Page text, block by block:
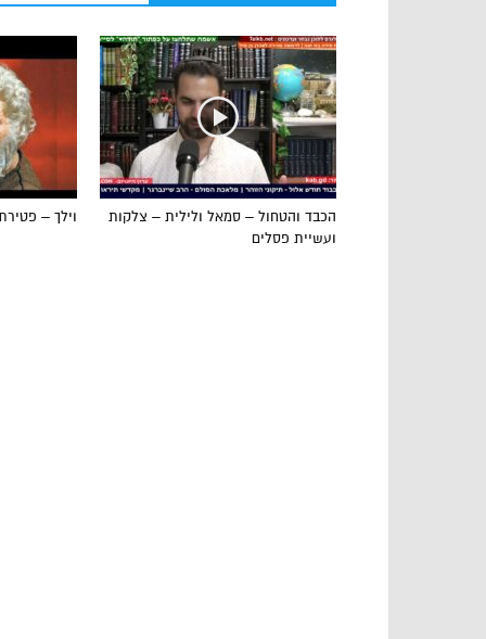
וילך –
הכבד והטחול – סמאל ולילית – צלקות
ועשיית פסלים